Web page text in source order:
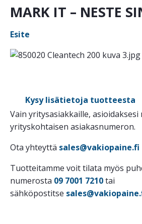
MARK IT – NESTE
Esite
Kysy lisätietoja tuotteesta
Vain yritysasiakkaille,
yrityskohtaisen asiakasnumeron.
Ota yhteyttä sales@vakiopaine.fi
Tuotteitamme voit tilata myös
numerosta 09 7001 7210tai
sähköpostitse